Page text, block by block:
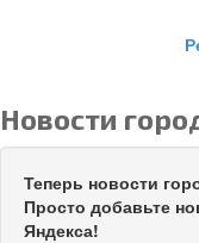
Новости
Теперь новости
Просто добавьте
Яндекса!